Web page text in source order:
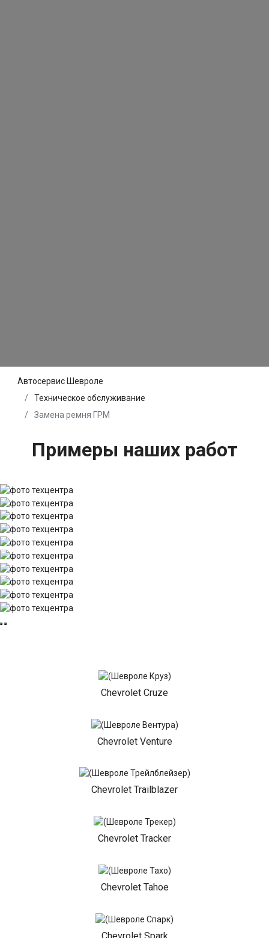
Автосервис Шевроле
Техническое обслуживание
Замена ремня ГРМ
Примеры наших работ
Chevrolet Cruze
Chevrolet Venture
Chevrolet Trailblazer
Chevrolet Tracker
Chevrolet Tahoe